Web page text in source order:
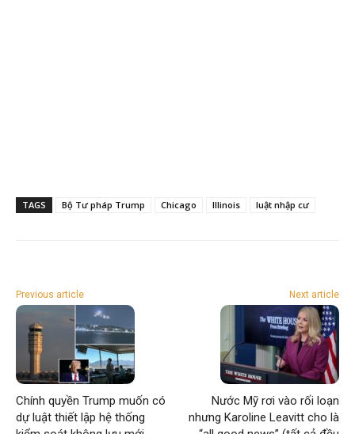
TAGS Bộ Tư pháp Trump Chicago Illinois luật nhập cư
Previous article
Chính quyền Trump muốn có
dự luật thiết lập hệ thống
Next article
Nước Mỹ rơi vào rối loạn
nhưng Karoline Leavitt cho là